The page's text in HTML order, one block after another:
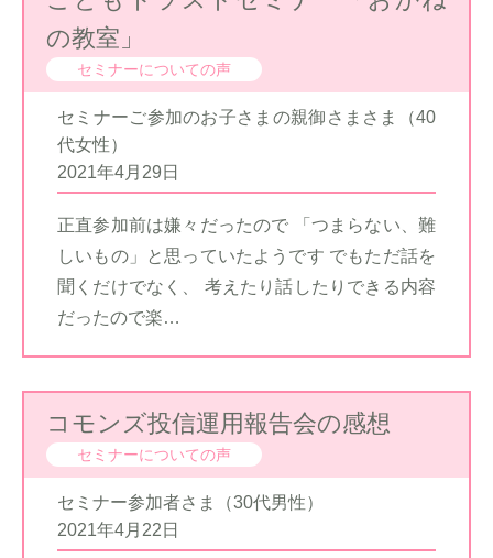
の教室」
セミナーについての声
セミナーご参加のお子さまの親御さまさま（40
代女性）
2021年4月29日
正直参加前は嫌々だったので 「つまらない、難
しいもの」と思っていたようです でもただ話を
聞くだけでなく、 考えたり話したりできる内容
だったので楽…
コモンズ投信運用報告会の感想
セミナーについての声
セミナー参加者さま（30代男性）
2021年4月22日